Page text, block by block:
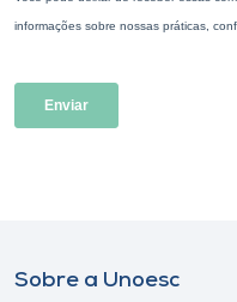
Sobre a Unoesc